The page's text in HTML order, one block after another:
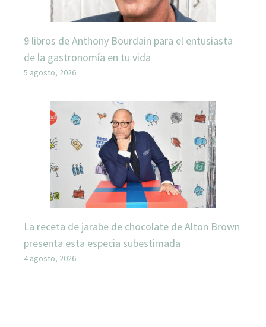
9 libros de Anthony Bourdain para el entusiasta
de la gastronomía en tu vida
5 agosto, 2026
La receta de jarabe de chocolate de Alton Brown
presenta esta especia subestimada
4 agosto, 2026